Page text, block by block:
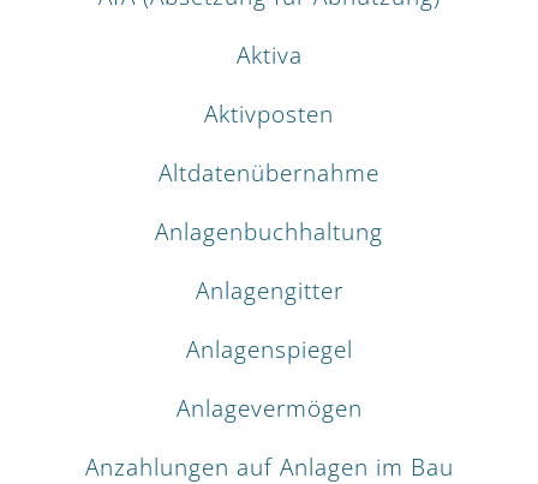
Aktiva
Aktivposten
Altdatenübernahme
Anlagenbuchhaltung
Anlagengitter
Anlagenspiegel
Anlagevermögen
Anzahlungen auf Anlagen im Bau